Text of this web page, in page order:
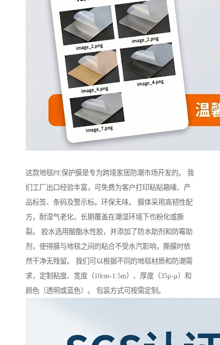
这款地毯PE保护膜是专为跨境家居防潮市场开发的。 我
们工厂出口经验丰富，可免费为客户打印粘贴箱唛、产
品标签、条码及警示标。环保无味。 膜体采用高韧性配
方，耐湿气老化，长期覆盖在潮湿环境下也粉化或撕
裂。 胶水选用酸酯水性胶，并添加了防水助剂和防霉助
剂，使得膜与地毯之间的粘合不受水汽影响，撕膜时依
然干净无残留。 我们可以根据不同的地毯材质和防潮需
求，定制粘度、宽度（10cm-1.5m）、厚度（35μ-μ）和
颜色（透明或蓝色）。 包装方式可按需定制。